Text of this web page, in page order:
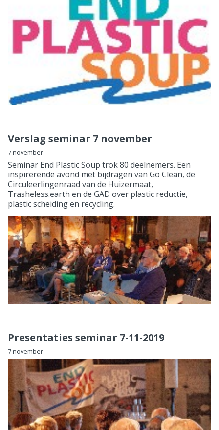
Verslag seminar 7 november
7 november
Seminar End Plastic Soup trok 80 deelnemers. Een
inspirerende avond met bijdragen van Go Clean, de
Circuleerlingenraad van de Huizermaat,
Trasheless.earth en de GAD over plastic reductie,
plastic scheiding en recycling.
Presentaties seminar 7-11-2019
7 november